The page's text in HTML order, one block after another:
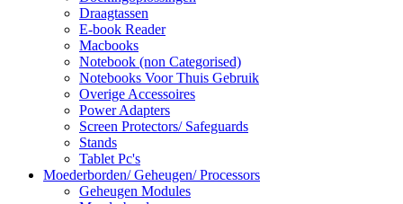
Draagtassen
E-book Reader
Macbooks
Notebook (non Categorised)
Notebooks Voor Thuis Gebruik
Overige Accessoires
Power Adapters
Screen Protectors/ Safeguards
Stands
Tablet Pc's
Moederborden/ Geheugen/ Processors
Geheugen Modules